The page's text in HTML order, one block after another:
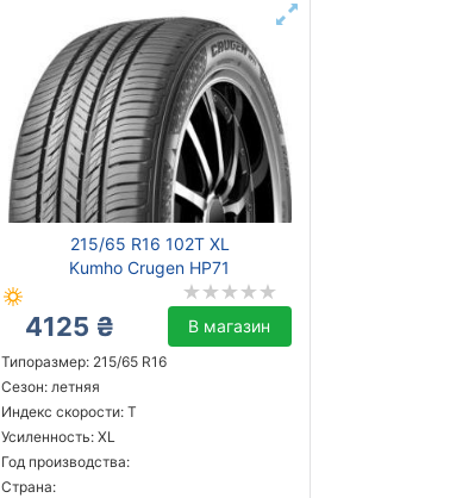
215/65 R16 102T XL
Kumho Crugen HP71
4125 ₴ В магазин
Типоразмер: 215/65 R16
Сезон: летняя
Индекс скорости: T
Усиленность: XL
Год производства:
Страна: